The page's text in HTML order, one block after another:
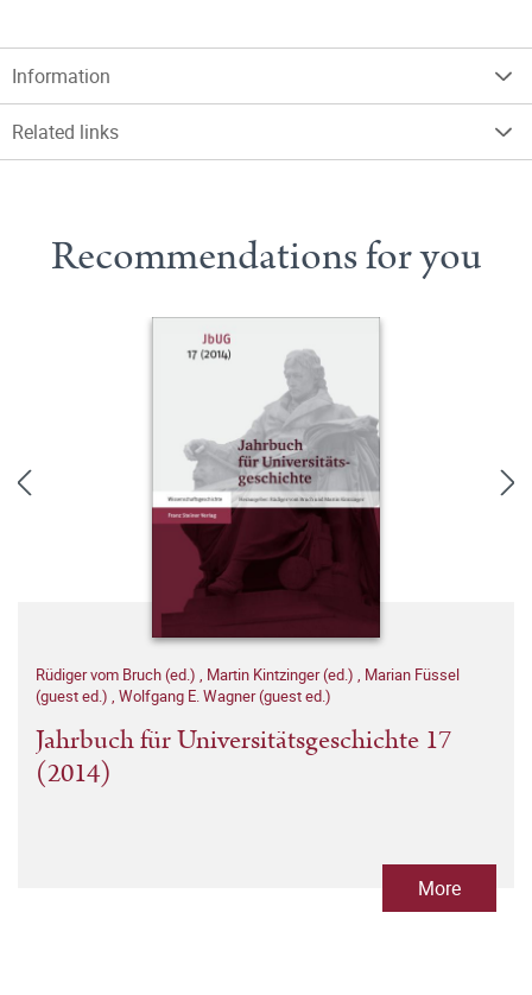
Information
Related links
Recommendations for you
Rüdiger vom Bruch (ed.) , Martin Kintzinger (ed.) , Marian Füssel
(guest ed.) , Wolfgang E. Wagner (guest ed.)
Jahrbuch für Universitätsgeschichte 17
(2014)
More